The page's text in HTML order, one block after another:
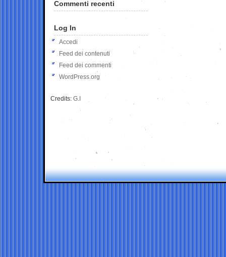
Commenti recenti
Log In
Accedi
Feed dei contenuti
Feed dei commenti
WordPress.org
Credits: G.I